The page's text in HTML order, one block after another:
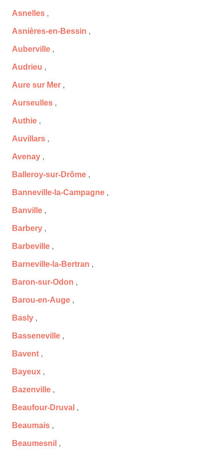
Asnelles ,
Asnières-en-Bessin ,
Auberville ,
Audrieu ,
Aure sur Mer ,
Aurseulles ,
Authie ,
Auvillars ,
Avenay ,
Balleroy-sur-Drôme ,
Banneville-la-Campagne ,
Banville ,
Barbery ,
Barbeville ,
Barneville-la-Bertran ,
Baron-sur-Odon ,
Barou-en-Auge ,
Basly ,
Basseneville ,
Bavent ,
Bayeux ,
Bazenville ,
Beaufour-Druval ,
Beaumais ,
Beaumesnil ,